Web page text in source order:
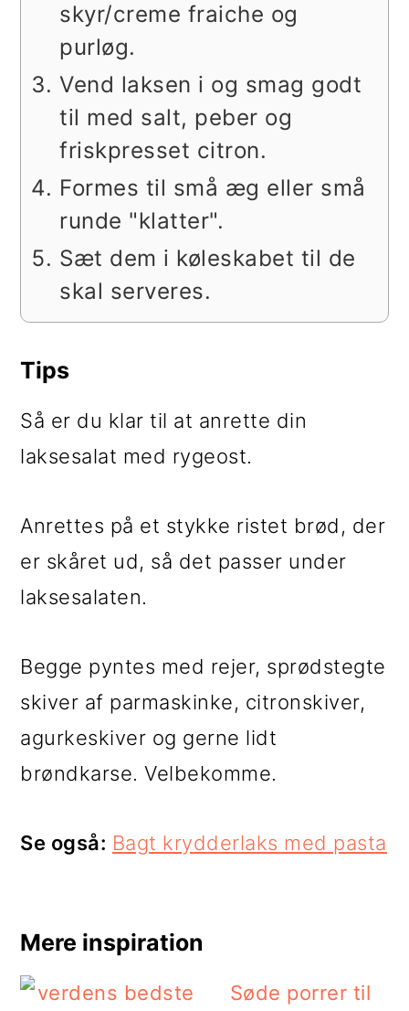
skyr/creme fraiche og
purløg.
Vend laksen i og smag godt
til med salt, peber og
friskpresset citron.
Formes til små æg eller små
runde "klatter".
Sæt dem i køleskabet til de
skal serveres.
Tips
Så er du klar til at anrette din
laksesalat med rygeost.
Anrettes på et stykke ristet brød, der
er skåret ud, så det passer under
laksesalaten.
Begge pyntes med rejer, sprødstegte
skiver af parmaskinke, citronskiver,
agurkeskiver og gerne lidt
brøndkarse. Velbekomme.
Se også: Bagt krydderlaks med pasta
Mere inspiration
Søde porrer til